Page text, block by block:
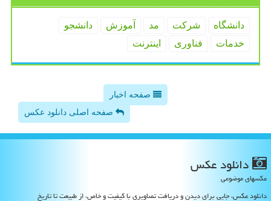
دانشگاه شركت مد آموزش
دانشجو
خدمات
فناوری اینترنت
صفحه اخبار
صفحه اصلی دانلود عکس
دانلود عكس
عکسهای موضوعی
دانلود عکس، جایی برای دیدن و دریافت تصاویری با کیفیت و خاص، از طبیعت تا تاریخ